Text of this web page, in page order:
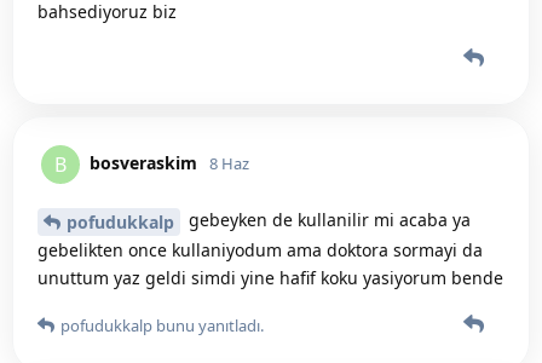
bahsediyoruz biz
B bosveraskim 8 Haz
pofudukkalp
gebeyken de kullanilir mi acaba ya
gebelikten once kullaniyodum ama doktora sormayi da
unuttum yaz geldi simdi yine hafif koku yasiyorum bende
pofudukkalp bunu yanıtladı.